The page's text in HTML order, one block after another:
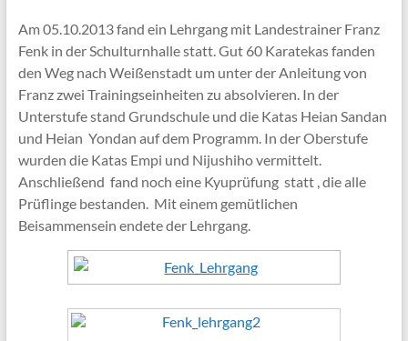
Am 05.10.2013 fand ein Lehrgang mit Landestrainer Franz
Fenk in der Schulturnhalle statt. Gut 60 Karatekas fanden
den Weg nach Weißenstadt um unter der Anleitung von
Franz zwei Trainingseinheiten zu absolvieren. In der
Unterstufe stand Grundschule und die Katas Heian Sandan
und Heian Yondan auf dem Programm. In der Oberstufe
wurden die Katas Empi und Nijushiho vermittelt.
Anschließend fand noch eine Kyuprüfung statt , die alle
Prüflinge bestanden. Mit einem gemütlichen
Beisammensein endete der Lehrgang.